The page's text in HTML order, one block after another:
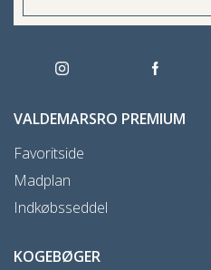
VALDEMARSRO PREMIUM
Favoritside
Madplan
Indkøbsseddel
KOGEBØGER